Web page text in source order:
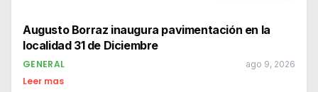
Augusto Borraz inaugura pavimentación en la
localidad 31 de Diciembre
GENERAL ago 9, 2026
Leer mas